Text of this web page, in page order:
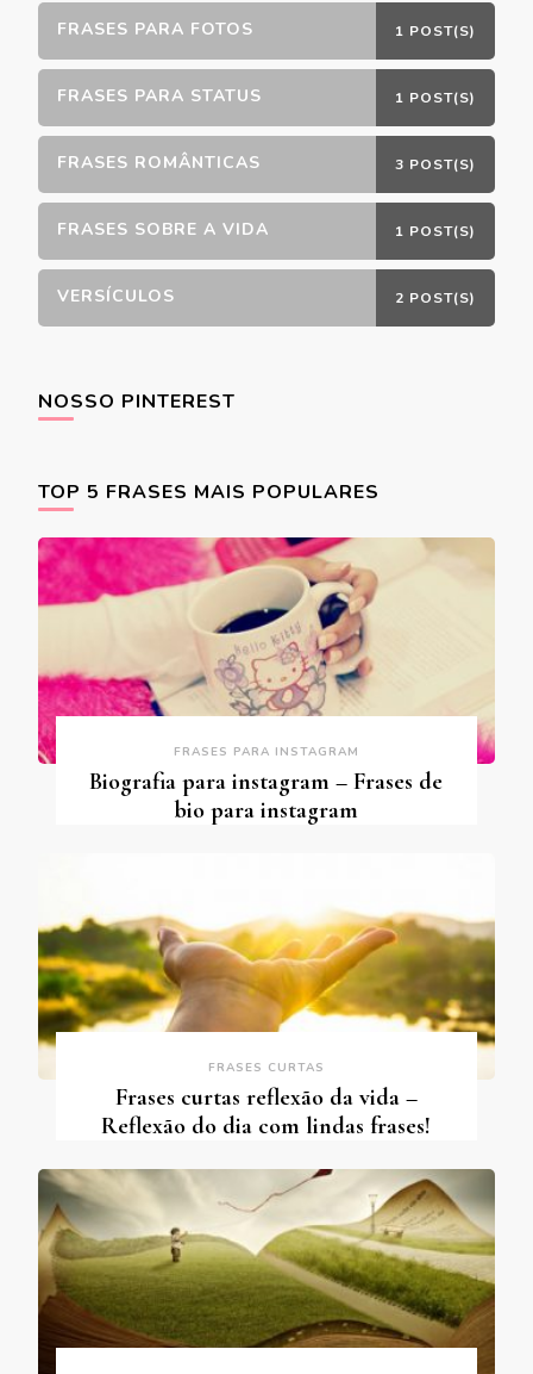
FRASES PARA FOTOS 1 POST(S)
FRASES PARA STATUS 1 POST(S)
FRASES ROMÂNTICAS 3 POST(S)
FRASES SOBRE A VIDA 1 POST(S)
VERSÍCULOS 2 POST(S)
NOSSO PINTEREST
TOP 5 FRASES MAIS POPULARES
FRASES PARA INSTAGRAM
Biografia para instagram – Frases de
bio para instagram
FRASES CURTAS
Frases curtas reflexão da vida –
Reflexão do dia com lindas frases!